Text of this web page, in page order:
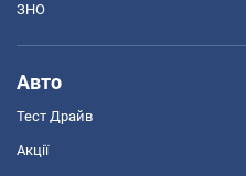
ЗНО
Авто
Тест Драйв
Акції